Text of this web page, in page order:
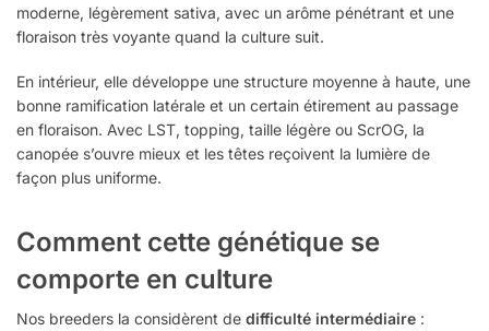
moderne, légèrement sativa, avec un arôme pénétrant et une
floraison très voyante quand la culture suit.
En intérieur, elle développe une structure moyenne à haute, une
bonne ramification latérale et un certain étirement au passage
en floraison. Avec LST, topping, taille légère ou ScrOG, la
canopée s’ouvre mieux et les têtes reçoivent la lumière de
façon plus uniforme.
Comment cette génétique se
comporte en culture
Nos breeders la considèrent de difficulté intermédiaire :